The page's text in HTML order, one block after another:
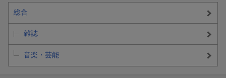
総合
雑誌
音楽・芸能